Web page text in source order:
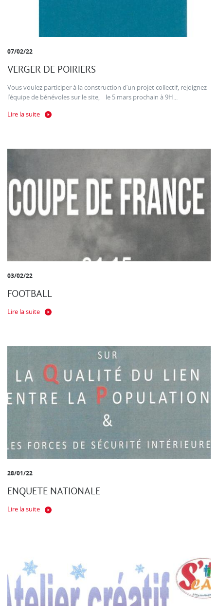
07/02/22
VERGER DE POIRIERS
Vous voulez participer à la construction d’un projet collectif, rejoignez
l’équipe de bénévoles sur le site, le 5 mars prochain à 9H...
Lire la suite
03/02/22
FOOTBALL
Lire la suite
28/01/22
ENQUETE NATIONALE
Lire la suite